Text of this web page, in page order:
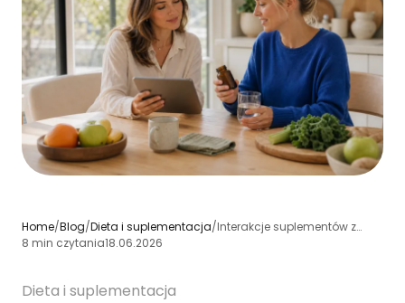
Home/Blog/Dieta i suplementacja/
Interakcje suplementów z lekami: co sprawdzić przed poleceniem klientowi
8 min czytania18.06.2026
Dieta i suplementacja